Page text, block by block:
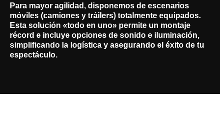
Para mayor agilidad, disponemos de escenarios
móviles (camiones y tráilers) totalmente equipados.
Esta solución «todo en uno» permite un montaje
récord e incluye opciones de sonido e iluminación,
simplificando la logística y asegurando el éxito de tu
espectáculo.